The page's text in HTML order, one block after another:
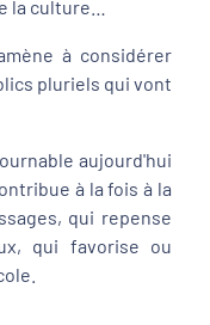
la culture…
à considérer
pluriels qui vont
aujourd'hui
à la fois à la
qui repense
qui favorise ou